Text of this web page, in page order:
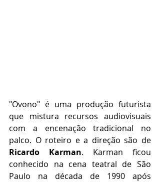
"Ovono" é uma produção futurista
que mistura recursos audiovisuais
com a encenação tradicional no
Ricardo Karman. Karman ficou
conhecido na cena teatral de São
Paulo na década de 1990 após